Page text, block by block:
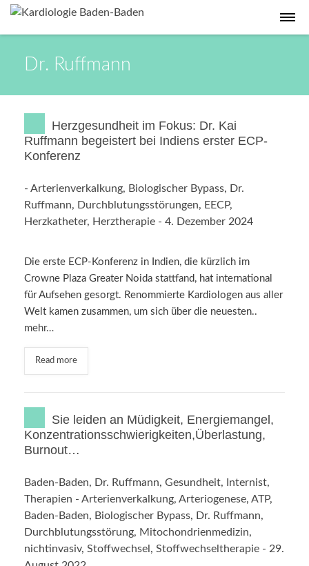
Dr. Ruffmann
Herzgesundheit im Fokus: Dr. Kai
Ruffmann begeistert bei Indiens erster ECP-
Konferenz
- Arterienverkalkung, Biologischer Bypass, Dr.
Ruffmann, Durchblutungsstörungen, EECP,
Herzkatheter, Herztherapie - 4. Dezember 2024
Die erste ECP-Konferenz in Indien, die kürzlich im
Crowne Plaza Greater Noida stattfand, hat international
für Aufsehen gesorgt. Renommierte Kardiologen aus aller
Welt kamen zusammen, um sich über die neuesten..
mehr…
Read more
Sie leiden an Müdigkeit, Energiemangel,
Konzentrationsschwierigkeiten,Überlastung,
Burnout…
Baden-Baden, Dr. Ruffmann, Gesundheit, Internist,
Therapien - Arterienverkalkung, Arteriogenese, ATP,
Baden-Baden, Biologischer Bypass, Dr. Ruffmann,
Durchblutungsstörung, Mitochondrienmedizin,
nichtinvasiv, Stoffwechsel , Stoffwechseltherapie - 29.